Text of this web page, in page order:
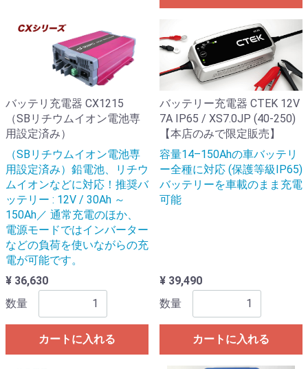
バッテリ充電器 CX1215
（SBリチウムイオン電池専
用設定済み）
（SBリチウムイオン電池専
用設定済み）鉛電池、リチウ
ムイオンなどに対応！推奨バ
ッテリー : 12V / 30Ah ～
150Ah／ 通常充電のほか、
電源モードではインバーター
などの負荷を使いながらの充
電が可能です。
¥ 36,630
数量
カートに入れる
バッテリー充電器 CTEK 12V
7A IP65 / XS7.0JP (40-250)
【本店のみで限定販売】
容量14–150Ahの車バッテリ
ー全種に対応 (保護等級IP65)
バッテリーを車載のまま充電
可能
¥ 39,490
数量
カートに入れる